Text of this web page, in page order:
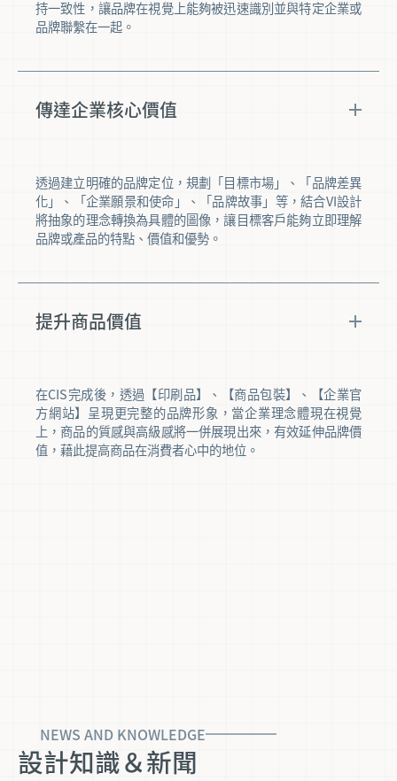
持一致性，讓品牌在視覺上能夠被迅速識別並與特定企業或
品牌聯繫在一起。
傳達企業核心價值
透過建立明確的品牌定位，規劃「目標市場」、「品牌差異
化」、「企業願景和使命」、「品牌故事」等，結合VI設計
將抽象的理念轉換為具體的圖像，讓目標客戶能夠立即理解
品牌或產品的特點、價值和優勢。
提升商品價值
在CIS完成後，透過【印刷品】、【商品包裝】、【企業官
方網站】呈現更完整的品牌形象，當企業理念體現在視覺
上，商品的質感與高級感將一併展現出來，有效延伸品牌價
值，藉此提高商品在消費者心中的地位。
NEWS AND KNOWLEDGE
設計知識＆新聞